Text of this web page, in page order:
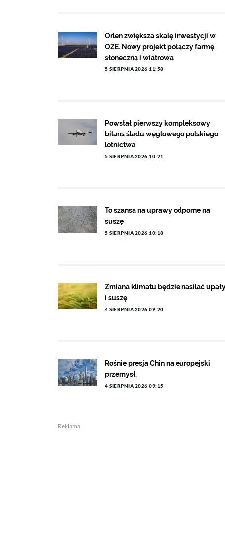
Orlen zwiększa skalę inwestycji w
OZE. Nowy projekt połączy farmę
słoneczną i wiatrową
5 SIERPNIA 2026 11:58
Powstał pierwszy kompleksowy
bilans śladu węglowego polskiego
lotnictwa
5 SIERPNIA 2026 10:21
To szansa na uprawy odporne na
suszę
5 SIERPNIA 2026 10:18
Zmiana klimatu będzie nasilać upały
i suszę
4 SIERPNIA 2026 09:20
Rośnie presja Chin na europejski
przemysł.
4 SIERPNIA 2026 09:15
Reklama